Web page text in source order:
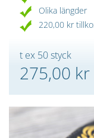
Olika längder
220,00 kr
t ex 50 styck
275,00 kr